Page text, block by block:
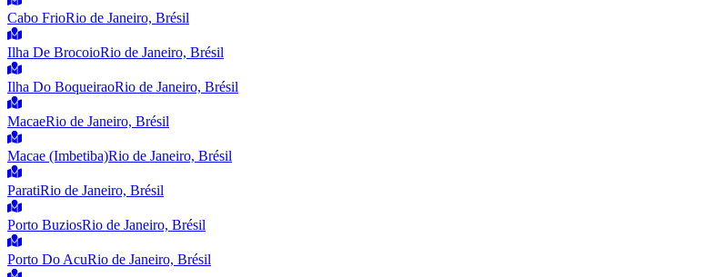
Cabo FrioRio de Janeiro, Brésil
Ilha De BrocoioRio de Janeiro, Brésil
Ilha Do BoqueiraoRio de Janeiro, Brésil
MacaeRio de Janeiro, Brésil
Macae (Imbetiba)Rio de Janeiro, Brésil
ParatiRio de Janeiro, Brésil
Porto BuziosRio de Janeiro, Brésil
Porto Do AcuRio de Janeiro, Brésil